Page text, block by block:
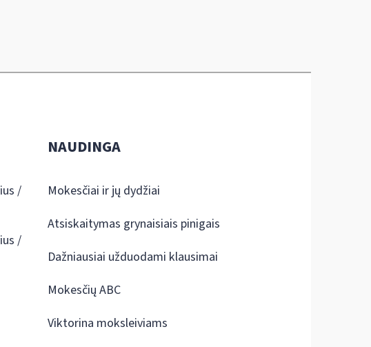
/
/
NAUDINGA
Mokesčiai ir jų dydžiai
Atsiskaitymas grynaisiais pinigais
Dažniausiai užduodami klausimai
Mokesčių ABC
Viktorina moksleiviams